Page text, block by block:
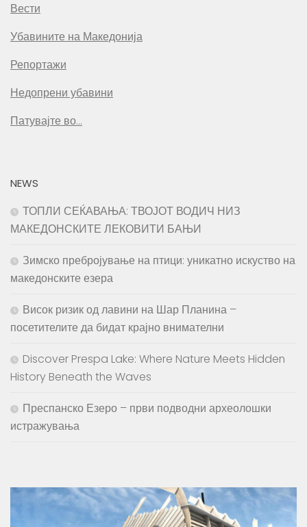
Вести
Убавините на Македонија
Репортажи
Недопрени убавини
Патувајте во…
NEWS
ТОПЛИ СЕЌАВАЊА: ТВОЈОТ ВОДИЧ НИЗ
МАКЕДОНСКИТЕ ЛЕКОВИТИ БАЊИ
Зимско пребројување на птици: уникатно искуство на
македонските езера
Висок ризик од лавини на Шар Планина –
посетителите да бидат крајно внимателни
Discover Prespa Lake: Where Nature Meets Hidden
History Beneath the Waves
Преспанско Езеро – први подводни археолошки
истражувања